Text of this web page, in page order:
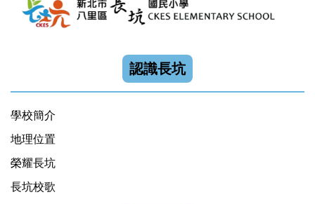
認識長坑
學校簡介
地理位置
榮耀長坑
長坑校歌